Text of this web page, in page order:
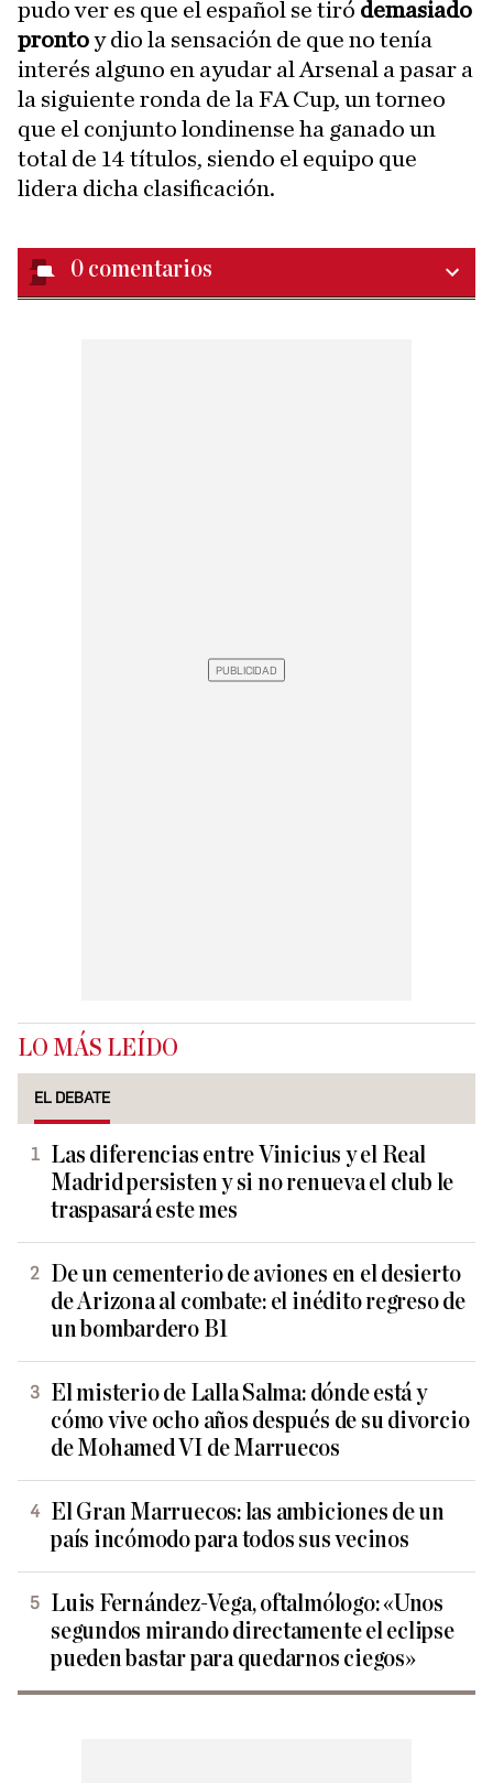
pudo ver es que el español se tiró demasiado
prontoy dio la sensación de que no tenía
interés alguno en ayudar al Arsenal a pasar a
la siguiente ronda de la FA Cup, un torneo
que el conjunto londinense ha ganado un
total de 14 títulos, siendo el equipo que
lidera dicha clasificación.
0 comentarios
LO MÁS LEÍDO
EL DEBATE
Las diferencias entre Vinicius y el Real
Madrid persisten y si no renueva el club le
traspasará este mes
De un cementerio de aviones en el desierto
de Arizona al combate: el inédito regreso de
un bombardero B1
El misterio de Lalla Salma: dónde está y
cómo vive ocho años después de su divorcio
de Mohamed VI de Marruecos
El Gran Marruecos: las ambiciones de un
país incómodo para todos sus vecinos
Luis Fernández-Vega, oftalmólogo: «Unos
segundos mirando directamente el eclipse
pueden bastar para quedarnos ciegos»